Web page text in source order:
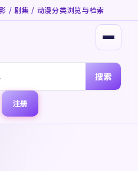
/ 剧集 / 动漫分类浏览与检索
打开
搜索
注册